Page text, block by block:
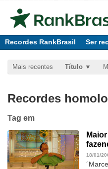
Recordes RankBrasil Ser
Mais recentes Título
Recordes
Tag em
18/01/